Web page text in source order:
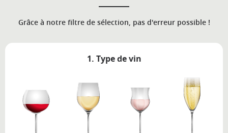
Grâce à notre filtre de sélection, pas d'erreur possible !
1. Type de vin